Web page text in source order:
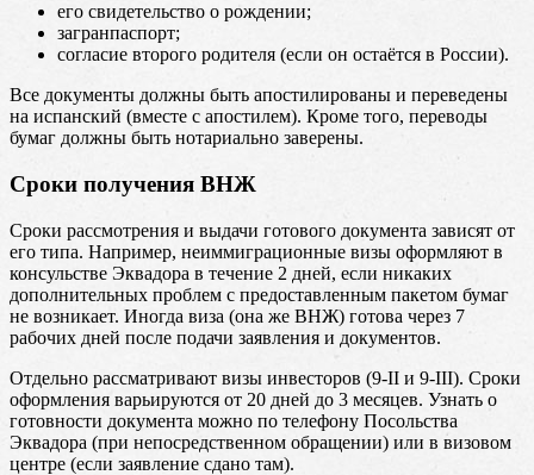
его свидетельство о рождении;
загранпаспорт;
согласие второго родителя (если он остаётся в России).
Все документы должны быть апостилированы и переведены
на испанский (вместе с апостилем). Кроме того, переводы
бумаг должны быть нотариально заверены.
Сроки получения ВНЖ
Сроки рассмотрения и выдачи готового документа зависят от
его типа. Например, неиммиграционные визы оформляют в
консульстве Эквадора в течение 2 дней, если никаких
дополнительных проблем с предоставленным пакетом бумаг
не возникает. Иногда виза (она же ВНЖ) готова через 7
рабочих дней после подачи заявления и документов.
Отдельно рассматривают визы инвесторов (9-II и 9-III). Сроки
оформления варьируются от 20 дней до 3 месяцев. Узнать о
готовности документа можно по телефону Посольства
Эквадора (при непосредственном обращении) или в визовом
центре (если заявление сдано там).